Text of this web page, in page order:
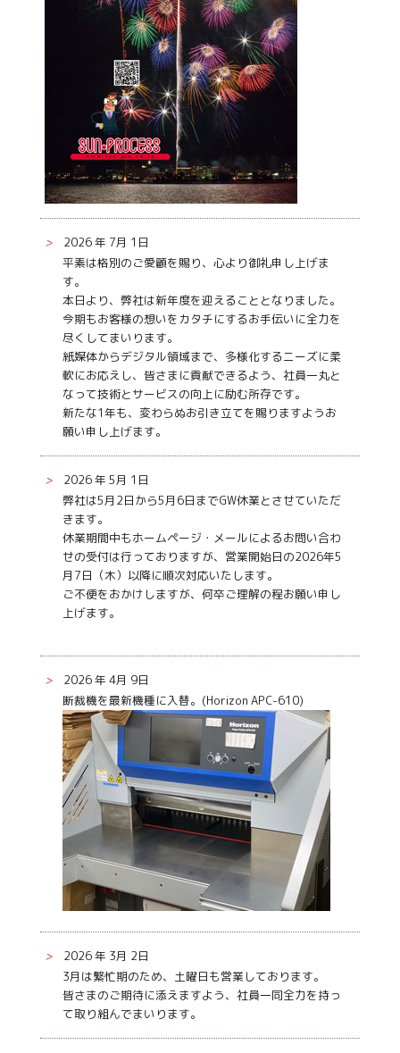
>
2026 年 7月 1日
平素は格別のご愛顧を賜り、心より御礼申し上げま
す。
本日より、弊社は新年度を迎えることとなりました。
今期もお客様の想いをカタチにするお手伝いに全力を
尽くしてまいります。
紙媒体からデジタル領域まで、多様化するニーズに柔
軟にお応えし、皆さまに貢献できるよう、社員一丸と
なって技術とサービスの向上に励む所存です。
新たな1年も、変わらぬお引き立てを賜りますようお
願い申し上げます。
>
2026 年 5月 1日
弊社は5月2日から5月6日までGW休業とさせていただ
きます。
休業期間中もホームページ・メールによるお問い合わ
せの受付は行っておりますが、営業開始日の2026年5
月7日（木）以降に順次対応いたします。
ご不便をおかけしますが、何卒ご理解の程お願い申し
上げます。
>
2026 年 4月 9日
断裁機を最新機種に入替。(Horizon APC-610)
>
2026 年 3月 2日
3月は繁忙期のため、土曜日も営業しております。
皆さまのご期待に添えますよう、社員一同全力を持っ
て取り組んでまいります。